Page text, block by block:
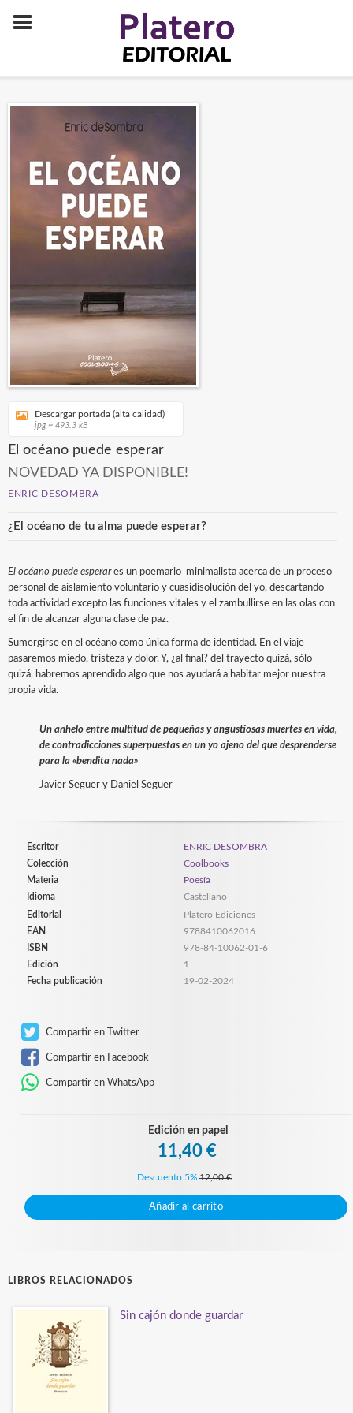
Descargar portada (alta calidad)
jpg ~ 493.3 kB
El océano puede esperar
NOVEDAD YA DISPONIBLE!
ENRIC DESOMBRA
¿El océano de tu alma puede esperar?
El océano puede esperares un poemario minimalista acerca de un proceso
personal de aislamiento voluntario y cuasidisolución del yo, descartando
toda actividad excepto las funciones vitales y el zambullirse en las olas con
el fin de alcanzar alguna clase de paz.
Sumergirse en el océano como única forma de identidad. En el viaje
pasaremos miedo, tristeza y dolor. Y, ¿al final? del trayecto quizá, sólo
quizá, habremos aprendido algo que nos ayudará a habitar mejor nuestra
propia vida.
Un anhelo entre multitud de pequeñas y angustiosas muertes en vida,
de contradicciones superpuestas en un yo ajeno del que desprenderse
para la «bendita nada»
Javier Seguer y Daniel Seguer
Escritor
ENRIC DESOMBRA
Colección
Coolbooks
Materia
Poesía
Idioma
Castellano
Editorial
Platero Ediciones
EAN
9788410062016
ISBN
978-84-10062-01-6
Edición
1
Fecha publicación
19-02-2024
Compartir en Twitter
Compartir en Facebook
Compartir en WhatsApp
Edición en papel
11,40 €
Descuento 5% 12,00 €
Añadir al carrito
LIBROS RELACIONADOS
Sin cajón donde guardar